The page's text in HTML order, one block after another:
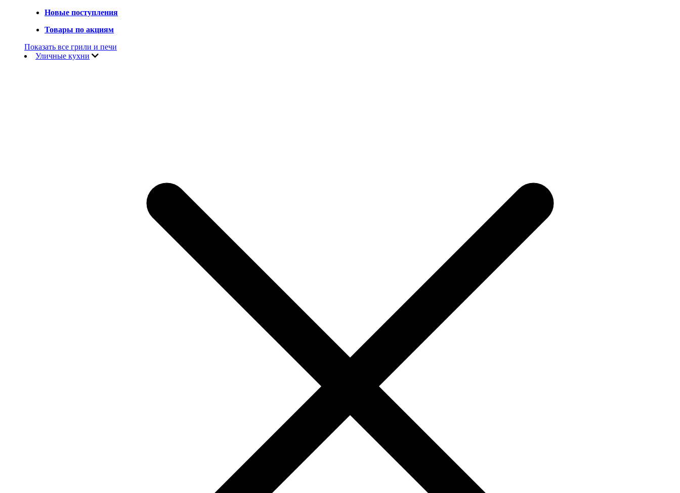
Новые поступления
Товары по акциям
Показать все грили и печи
Уличные кухни